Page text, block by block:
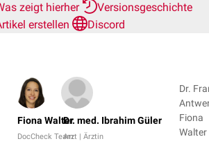
zeigt hierher
Versionsgeschichte
erstellen
Discord
Fiona Walter
DocCheck Team
Dr. med. Ibrahim Güler
Arzt | Ärztin
Dr.
Fiona